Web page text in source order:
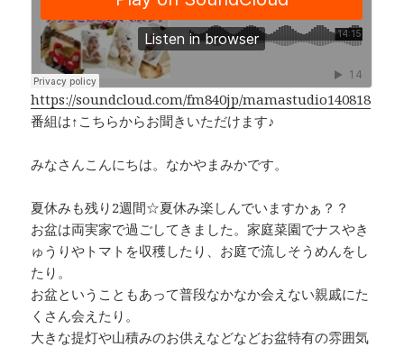
b
o
o
k
a
d
s
Li
n
k
https://soundcloud.com/fm840jp/mamastudio140818
番組は↑こちらからお聞きいただけます♪
みなさんこんにちは。なかやまみかです。
夏休みも残り2週間☆夏休み楽しんでいますかぁ？？
お盆は両実家で過ごしてきました。家庭菜園でナスやき
ゅうりやトマトを収穫したり、お庭で流しそうめんをし
たり。
お盆ということもあって普段なかなか会えない親戚にた
くさん会えたり。
大きな提灯や山積みのお供えなどなどお盆特有の雰囲気